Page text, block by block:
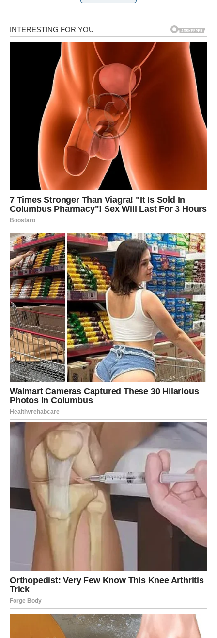
perioda godine. Ovaj znak je poznat po svojoj disciplini,
odgovornosti i sposobnosti da izgradi stabilne temelje za
Proleće može doneti priliku za unapređenje, novi posao
ili projekat koji može imati veliki uticaj na Jarčevu
Neki Jarčevi mogu dobiti priznanje za rad koji su uložili
tokom prethodnih meseci ili čak godina. Ljudi koji imaju
uticaj mogu primetiti njihov trud i ponuditi im priliku koja
može promeniti njihov profesionalni put.
Za Jarčeve koji razmišljaju o pokretanju sopstvenog
posla, proleće može doneti pravi trenutak za prvi korak.
Jarac je znak koji zna kako da gradi uspeh – polako, ali
sigurno.
Finansije – Period stabilnosti i
rasta
Finansijska situacija Jarčeva tokom proleća može postati
mnogo stabilnija. Iako je ovaj znak često veoma
odgovoran kada je novac u pitanju, prethodni period
mogao je doneti određene brige ili troškove.
Sada se pojavljuju prilike koje mogu doneti finansijski
napredak.
To može biti povišica, novi projekat ili dodatni izvor
prihoda koji dolazi kroz posao ili saradnju.
Jarac će imati priliku da napravi pametne finansijske
odluke koje mogu obezbediti dugoročnu stabilnost.
Odnosi sa ljudima – Otkriće pravih
prijatelja
Jarac je znak koji ne veruje lako ljudima, ali kada nekome
pokloni poverenje, to je veoma iskreno.
Tokom proleća Jarac može shvatiti ko su ljudi koji ga
zaista podržavaju. Neki odnosi mogu postati jači, dok se
neki mogu prirodno završiti.
Iako takve promene ponekad mogu biti teške, one često